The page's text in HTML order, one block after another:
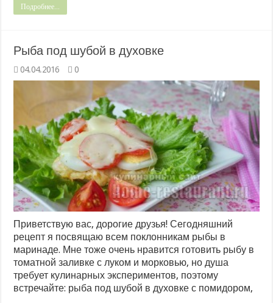
Подробнее...
Рыба под шубой в духовке
04.04.2016 0
Приветствую вас, дорогие друзья! Сегодняшний
рецепт я посвящаю всем поклонникам рыбы в
маринаде. Мне тоже очень нравится готовить рыбу в
томатной заливке с луком и морковью, но душа
требует кулинарных экспериментов, поэтому
встречайте: рыба под шубой в духовке с помидором,